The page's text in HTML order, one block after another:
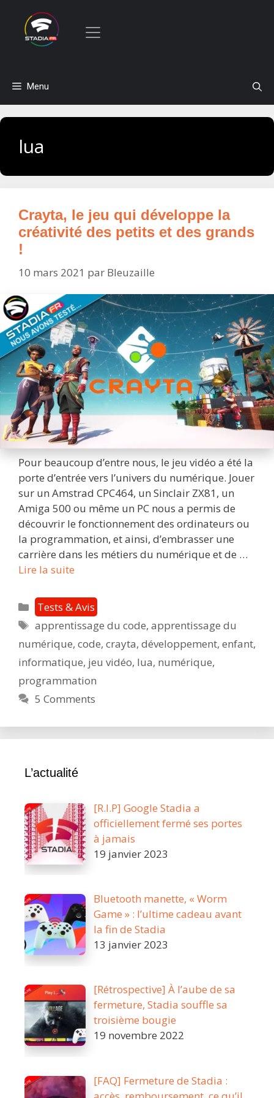
contenu
Menu
lua
Crayta, le jeu qui développe la
créativité des petits et des grands
!
10 mars 2021 par Bleuzaille
Pour beaucoup d’entre nous, le jeu vidéo a été la
porte d’entrée vers l’univers du numérique. Jouer
sur un Amstrad CPC464, un Sinclair ZX81, un
Amiga 500 ou même un PC nous a permis de
découvrir le fonctionnement des ordinateurs ou
la programmation, et ainsi, d’embrasser une
carrière dans les métiers du numérique et de …
Lire la suite
jeu
qui
développe
la
créativité
des
et
grands
Catégories
Tests & Avis
Étiquettes
apprentissage du code,apprentissage du
numérique, code, crayta, développement, enfant,
informatique, jeu vidéo, lua, numérique,
programmation
5 Comments
L’actualité
[R.I.P] Google Stadia a
officiellement fermé ses portes
à jamais
19 janvier 2023
Bluetooth manette, « Worm
Game » : l’ultime cadeau avant
la fin de Stadia
13 janvier 2023
[Rétrospective] À l’aube de sa
fermeture, Stadia souffle sa
troisième bougie
19 novembre 2022
[FAQ] Fermeture de Stadia :